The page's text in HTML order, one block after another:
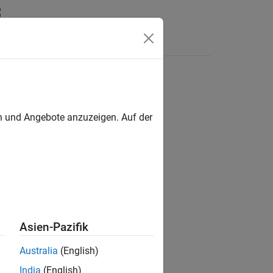
Angebote anzuzeigen. Auf der
Asien-Pazifik
Australia (English)
India (English)